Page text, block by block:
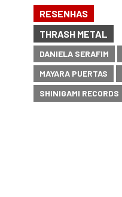
RESENHAS
THRASH METAL
DANIELA SERAFIM
MAYARA PUERTAS
SHINIGAMI RECORDS